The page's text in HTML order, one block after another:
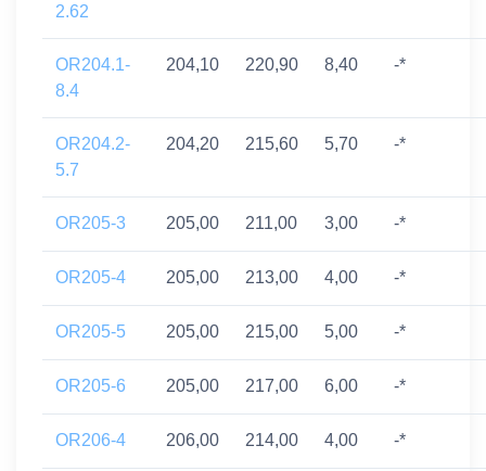
2.62
OR204.1-
8.4
204,10 220,90 8,40 -*
OR204.2-
5.7
204,20 215,60 5,70 -*
OR205-3 205,00 211,00 3,00 -*
OR205-4 205,00 213,00 4,00 -*
OR205-5 205,00 215,00 5,00 -*
OR205-6 205,00 217,00 6,00 -*
OR206-4 206,00 214,00 4,00 -*